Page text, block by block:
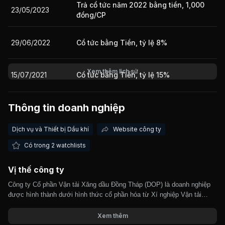
Giá trị giao dịch nhà đầu tư nước ngoài 10 phiên gần nhất
23/05/2023
Trả cổ tức năm 2022 bằng tiền, 1,000
đồng/CP
29/06/2022 Cổ tức bằng Tiền, tỷ lệ 8%
15/07/2021 Cổ tức bằng Tiền, tỷ lệ 15%
05/08/2020 Cổ tức bằng Tiền, tỷ lệ 12%
Cổ tức bằng Cổ phiếu, tỷ lệ 100:8
Cổ tức bằng Tiền, tỷ lệ 4%
14/05/2018
Xem thêm lịch sử
Thông tin doanh nghiệp
Dịch vụ và Thiết bị Dầu khí Website công ty
Có trong 2 watchlists
Vị thế công ty
Công ty Cổ phần Vận tải Xăng dầu Đồng Tháp (DOP) là doanh nghiệp
được hình thành dưới hình thức cổ phần hóa từ Xí nghiệp Vận tải
phần Vận tải Xăng dầu Đồng Tháp đi vào hoạt động theo mô hình cổ
Xem thêm